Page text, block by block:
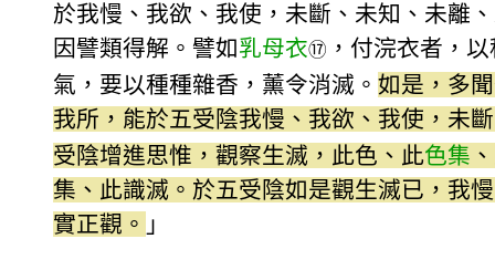
於我慢、我欲、我使，未斷、未知、未離
因譬類得解。譬如乳母衣⑰ ，付浣衣者，
氣，要以種種雜香，薰令消滅。 如是，多
我所，能於五受陰我慢、我欲、我使，未
受陰增進思惟，觀察生滅，此色、此色集
集、此識滅。於五受陰如是觀生滅已，我
實正觀。 」